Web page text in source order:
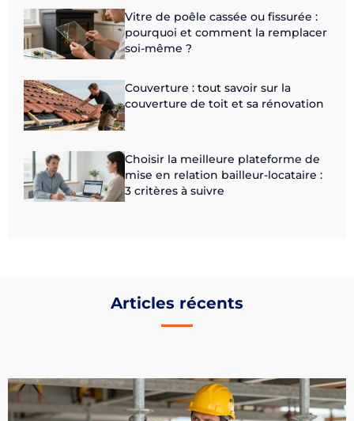
Vitre de poêle cassée ou fissurée :
pourquoi et comment la remplacer
soi-même ?
Couverture : tout savoir sur la
couverture de toit et sa rénovation
Choisir la meilleure plateforme de
mise en relation bailleur-locataire :
3 critères à suivre
Articles récents